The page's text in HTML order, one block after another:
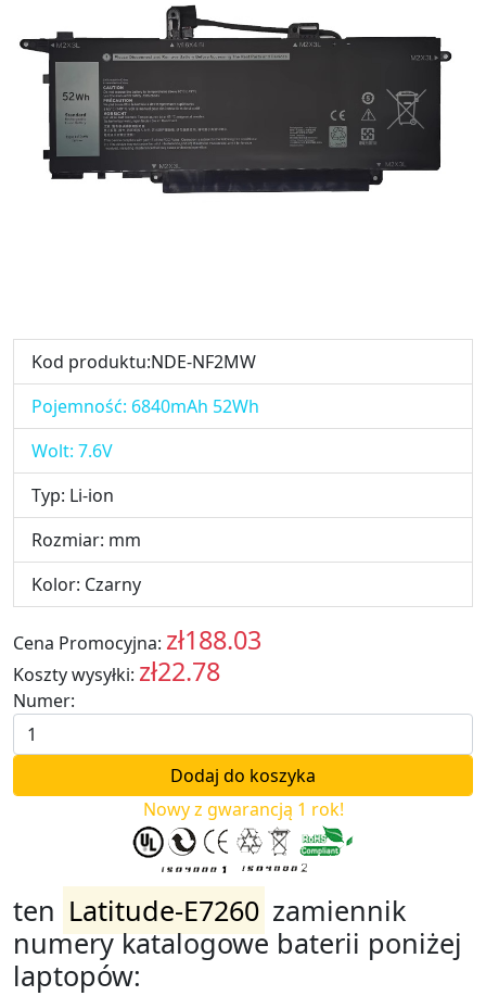
Kod produktu:NDE-NF2MW
Pojemność: 6840mAh 52Wh
Wolt: 7.6V
Typ: Li-ion
Rozmiar: mm
Kolor: Czarny
Cena Promocyjna: zł188.03
Koszty wysyłki: zł22.78
Numer:
Nowy z gwarancją 1 rok!
ten Latitude-E7260 zamiennik
numery katalogowe baterii poniżej
laptopów: